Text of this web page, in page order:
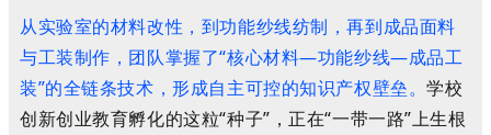
从实验室的材料改性，到功能纱线纺制，再到成品面料
与工装制作，团队掌握了“核心材料—功能纱线—成品工
装”的全链条技术，形成自主可控的知识产权壁垒。学校
创新创业教育孵化的这粒“种子”，正在“一带一路”上生根